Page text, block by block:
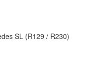
SL (R129 / R230)